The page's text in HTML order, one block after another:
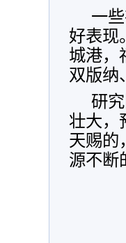
一
好表现
城港，
双版纳
研
壮大，
天赐的
源不断